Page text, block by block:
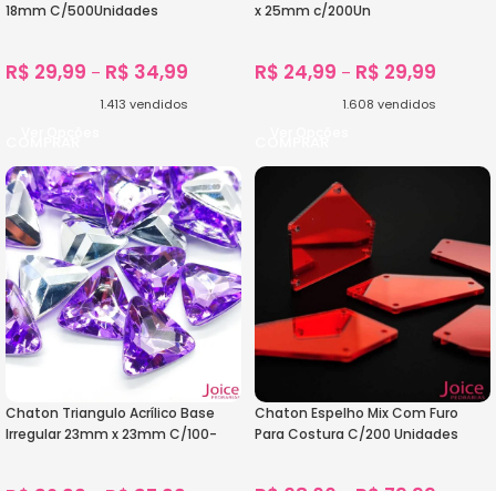
18mm C/500Unidades
R$ 29,99 – R$ 34,99
1.413 vendidos
x 25mm c/200Un
R$ 24,99 – R$ 29,99
1.608 vendidos
Chaton Triangulo Acrílico Base
Irregular 23mm x 23mm C/100-
Chaton Espelho Mix Com Furo
Para Costura C/200 Unidades